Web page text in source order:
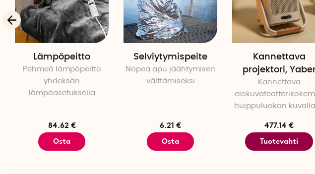
Lämpöpeitto
Pehmeä lämpöpeitto
yhdeksän
lämpöasetuksella
84.62 €
Osta
Selviytymispeite
Nopea apu jäähtymisen
välttämiseksi
6.21 €
Osta
Kannettava
projektori,
Kannettava
huippuluokan
477.14 €
Tuotevahti